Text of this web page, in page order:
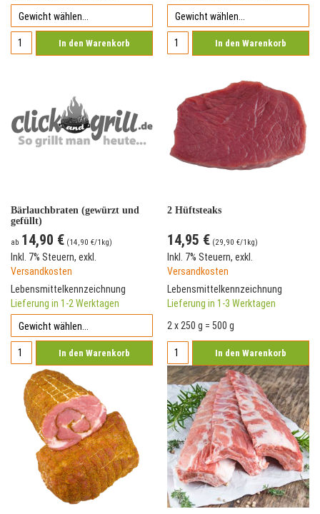
In den Warenkorb In den Warenkorb
Bärlauchbraten (gewürzt und
gefüllt)
ab 14,90 € (14,90 €/1kg)
Inkl. 7% Steuern, exkl.
Versandkosten
Lebensmittelkennzeichnung
Lieferung in 1-2 Werktagen
In den Warenkorb
2 Hüftsteaks
14,95 € (29,90 €/1kg)
Inkl. 7% Steuern, exkl.
Versandkosten
Lebensmittelkennzeichnung
Lieferung in 1-3 Werktagen
2 x 250 g = 500 g
In den Warenkorb